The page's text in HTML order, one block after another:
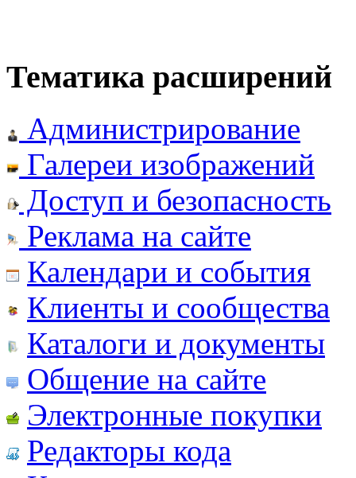
Тематика расширений
Администрирование
Галереи изображений
Доступ и безопасность
Реклама на сайте
Календари и события
Клиенты и сообщества
Каталоги и документы
Общение на сайте
Электронные покупки
Редакторы кода